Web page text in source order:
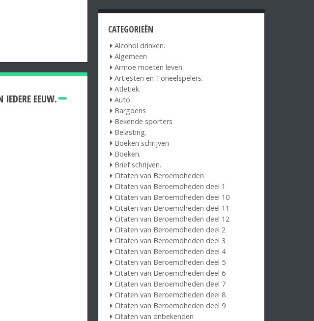
EEUW.
CATEGORIEËN
Alcohol drinken.
Algemeen
Armoe moeten leven.
Artiesten en Toneelspelers.
Atletiek.
Auto
Bargoens
Bekende sporters
Belasting.
Boeken schrijven
Boeken.
Brief schrijven.
Citaten van Beroemdheden
Citaten van Beroemdheden deel 1
Citaten van Beroemdheden deel 10
Citaten van Beroemdheden deel 11
Citaten van Beroemdheden deel 12
Citaten van Beroemdheden deel 2
Citaten van Beroemdheden deel 3
Citaten van Beroemdheden deel 4
Citaten van Beroemdheden deel 5
Citaten van Beroemdheden deel 6
Citaten van Beroemdheden deel 7
Citaten van Beroemdheden deel 8
Citaten van Beroemdheden deel 9
Citaten van onbekenden